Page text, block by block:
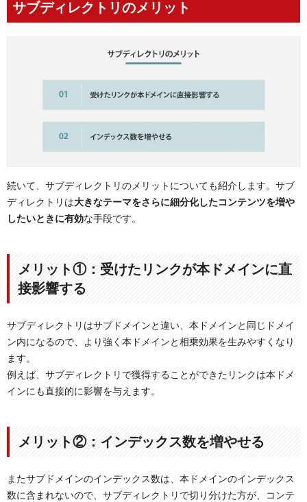
サブディレクトリのメリット
続いて、サブディレクトリのメリットについても紹介します。サブ
ディレクトリは大きなテーマをさらに細分化したコンテンツを増や
したいときに有効な手段です。
メリット①：受けたリンクが本ドメインに直
接影響する
サブディレクトリはサブドメインと違い、本ドメインと同じドメイ
ン内になるので、より強く本ドメインと相乗効果を生みやすくなり
ます。
例えば、サブディレクトリで獲得することができたリンクは本ドメ
インにも直接的に影響を与えます。
メリット②：インデックス数を増やせる
またサブドメインのインデックス数は、本ドメインのインデックス
数に含まれないので、サブディレクトリで切り分けた方が、コンテ